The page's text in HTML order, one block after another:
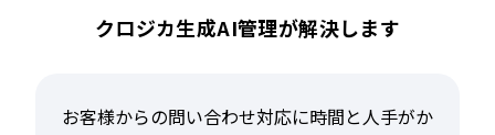
クロジカ生成AI管理が解決します
お客様からの問い合わせ対応に時間と人手がか